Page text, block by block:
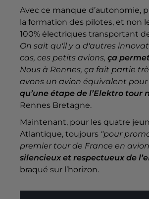
Avec ce manque d’autonomie,
la formation des pilotes, et non
100% électriques transportant
On sait qu'il y a d'autres
cas, ces petits avions, ça
Nous à Rennes, ça fait partie
avons un avion équivalent pour
qu’une étape de l’Elektro tour
Rennes Bretagne.
Maintenant, pour les quatre
Atlantique, toujours "pour
premier tour de France en
silencieux et respectueux de
braqué sur l’horizon.